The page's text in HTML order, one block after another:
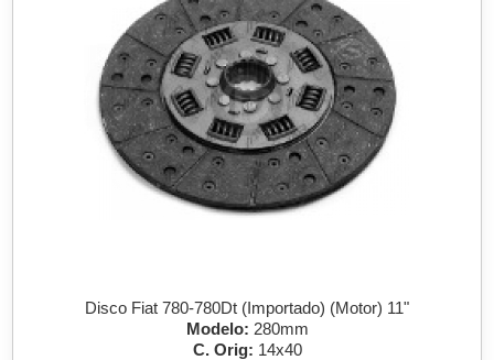
Disco Fiat 780-780Dt (Importado) (Motor) 11"
Modelo: 280mm
C. Orig: 14x40